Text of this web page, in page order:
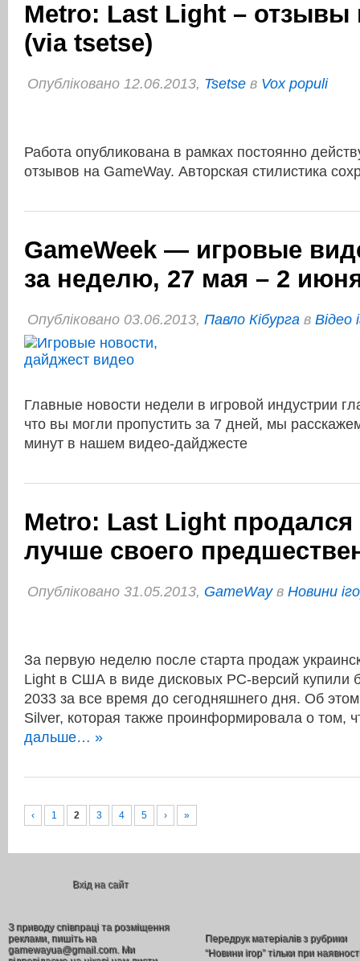
Metro: Last Light – отзывы
(via tsetse)
Опубліковано 12.06.2013, Tsetse в Vox populi
Работа опубликована в рамках постоянно
отзывов на GameWay. Авторская стилистика
GameWeek — игровые
за неделю, 27 мая – 2
Опубліковано 03.06.2013, Павло Кібурга в Відео
Главные новости недели в игровой индустрии
что вы могли пропустить за 7 дней, мы
минут в нашем видео-дайджесте
Metro: Last Light продался
лучше своего
Опубліковано 31.05.2013, GameWayв Новини
За первую неделю после старта продаж
Light в США в виде дисковых PC-версий купили
2033 за все время до сегодняшнего дня. Об
Silver, которая также проинформировала о том,
дальше… »
‹ 1 2 3 4 5 › »
Вхід на сайт
З приводу співпраці та розміщення
реклами, пишіть на
gamewayua@gmail.com. Ми
Передрук матеріалів з рубрики
“Новини ігор” тільки при